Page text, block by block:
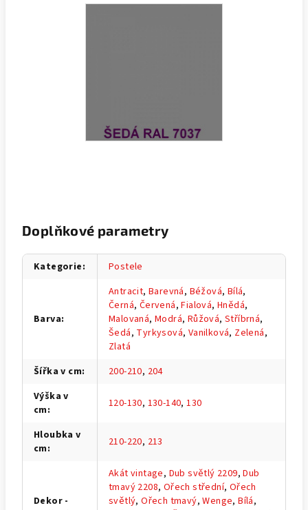
Doplňkové parametry
Kategorie: Postele
Barva:
Antracit,Barevná, Béžová, Bílá,
Černá, Červená,Fialová,Hnědá,
Malovaná,Modrá, Růžová,Stříbrná,
Šedá, Tyrkysová, Vanilková, Zelená,
Zlatá
Šířka v cm: 200-210, 204
Výška v
cm: 120-130, 130-140,130
Hloubka v
cm: 210-220, 213
Dekor -
Akát vintage, Dub světlý 2209,Dub
tmavý 2208, Ořech střední, Ořech
světlý,Ořech tmavý,Wenge,Bílá,